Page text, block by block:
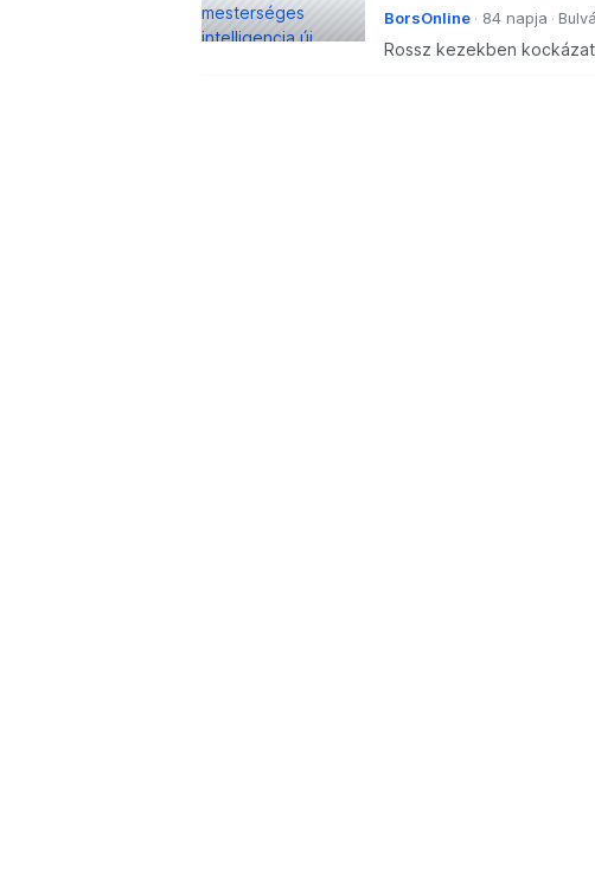
BorsOnline 84 napja
Rossz kezekben